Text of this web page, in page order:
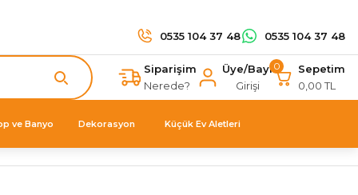
0535 104 37 48 0535 104 37 48
Siparişim
Nerede?
Üye/Bayi
Girişi
0
Sepetim
0,00 TL
ve Banyo Dekorasyon Küçük Ev Aletleri